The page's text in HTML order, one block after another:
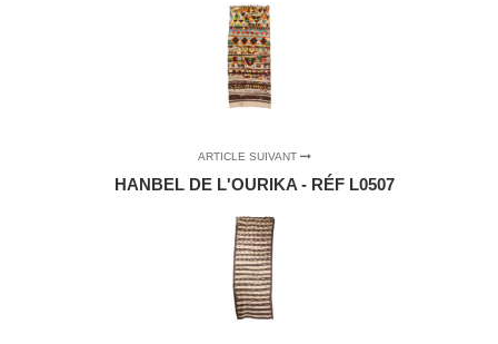
ARTICLE SUIVANT
HANBEL DE L'OURIKA - RÉF L0507